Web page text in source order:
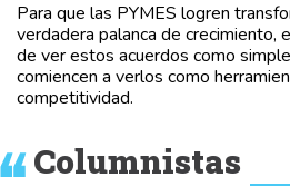
Para que las PYMES logren
verdadera palanca de crecimiento,
de ver estos acuerdos como
comiencen a verlos como
competitividad.
Columnistas